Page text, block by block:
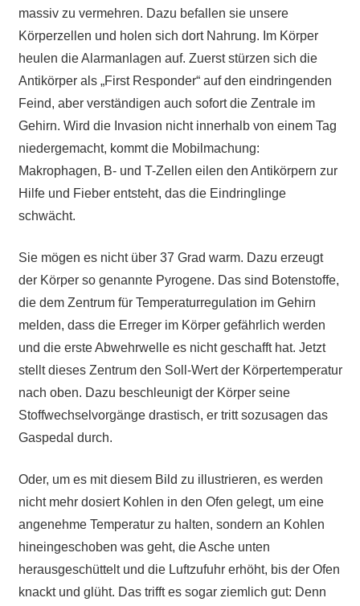
massiv zu vermehren. Dazu befallen sie unsere
Körperzellen und holen sich dort Nahrung. Im Körper
heulen die Alarmanlagen auf. Zuerst stürzen sich die
Antikörper als „First Responder“ auf den eindringenden
Feind, aber verständigen auch sofort die Zentrale im
Gehirn. Wird die Invasion nicht innerhalb von einem Tag
niedergemacht, kommt die Mobilmachung:
Makrophagen, B- und T-Zellen eilen den Antikörpern zur
Hilfe und Fieber entsteht, das die Eindringlinge
schwächt.
Sie mögen es nicht über 37 Grad warm. Dazu erzeugt
der Körper so genannte Pyrogene. Das sind Botenstoffe,
die dem Zentrum für Temperaturregulation im Gehirn
melden, dass die Erreger im Körper gefährlich werden
und die erste Abwehrwelle es nicht geschafft hat. Jetzt
stellt dieses Zentrum den Soll-Wert der Körpertemperatur
nach oben. Dazu beschleunigt der Körper seine
Stoffwechselvorgänge drastisch, er tritt sozusagen das
Gaspedal durch.
Oder, um es mit diesem Bild zu illustrieren, es werden
nicht mehr dosiert Kohlen in den Ofen gelegt, um eine
angenehme Temperatur zu halten, sondern an Kohlen
hineingeschoben was geht, die Asche unten
herausgeschüttelt und die Luftzufuhr erhöht, bis der Ofen
knackt und glüht. Das trifft es sogar ziemlich gut: Denn